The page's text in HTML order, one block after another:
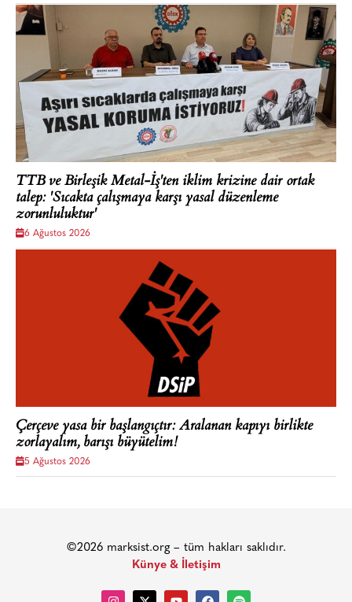
TTB ve Birleşik Metal-İş'ten iklim krizine dair ortak
talep: 'Sıcakta çalışmaya karşı yasal düzenleme
zorunluluktur'
6 Ağustos 2026
Çerçeve yasa bir başlangıçtır: Aralanan kapıyı birlikte
zorlayalım, barışı büyütelim!
5 Ağustos 2026
©2026 marksist.org – tüm hakları saklıdır.
Künye & İletişim